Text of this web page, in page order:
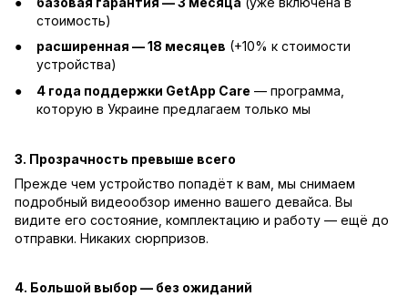
стоимость)
расширенная — 18 месяцев (+10% к стоимости
устройства)
4 года поддержки GetApp Care — программа,
которую в Украине предлагаем только мы
3. Прозрачность превыше всего
Прежде чем устройство попадёт к вам, мы снимаем
подробный видеообзор именно вашего девайса. Вы
видите его состояние, комплектацию и работу — ещё до
отправки. Никаких сюрпризов.
4. Большой выбор — без ожиданий